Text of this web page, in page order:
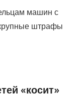
машин с
штрафы
«косит»